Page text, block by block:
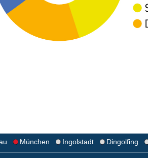
München Ingolstadt Dingolfing